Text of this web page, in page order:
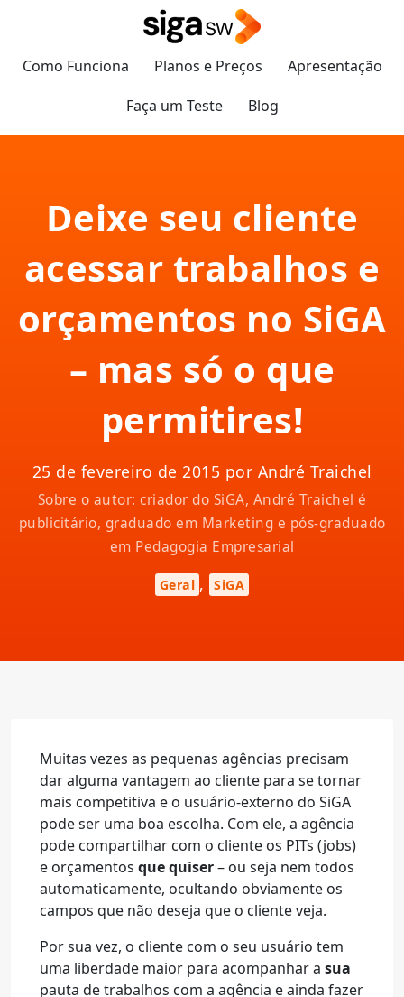
Como Funciona Planos e Preços
Apresentação
Faça um Teste
Blog
Deixe seu cliente
acessar trabalhos e
orçamentos no SiGA
– mas só o que
permitires!
25 de fevereiro de 2015 por André Traichel
Sobre o autor: criador do SiGA, André Traichel é
publicitário, graduado em Marketing e pós-graduado
em Pedagogia Empresarial
Geral , SiGA
Muitas vezes as pequenas agências precisam
dar alguma vantagem ao cliente para se tornar
mais competitiva e o usuário-externo do SiGA
pode ser uma boa escolha. Com ele, a agência
pode compartilhar com o cliente os PITs (jobs)
e orçamentos que quiser– ou seja nem todos
automaticamente, ocultando obviamente os
campos que não deseja que o cliente veja.
Por sua vez, o cliente com o seu usuário tem
uma liberdade maior para acompanhar a sua
pauta de trabalhos com a agência e ainda fazer